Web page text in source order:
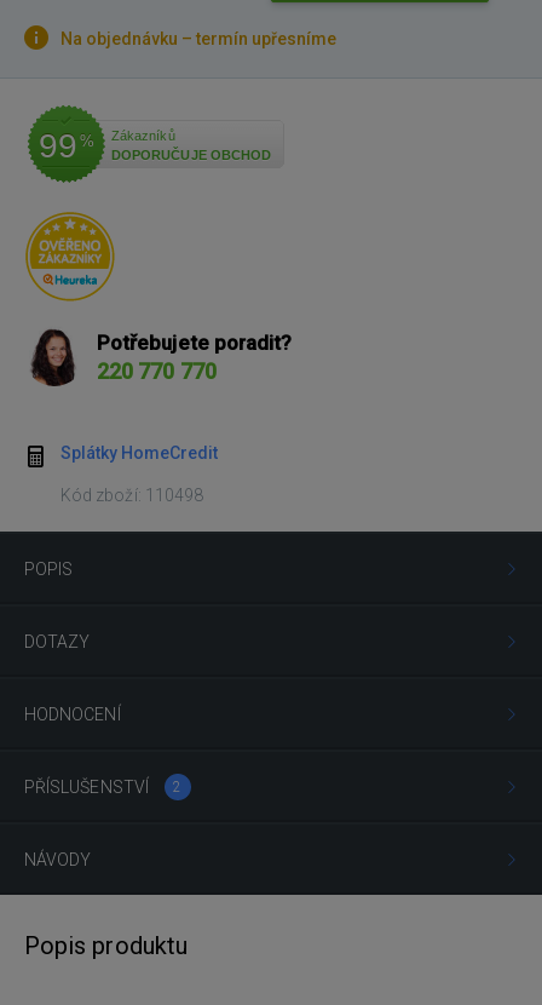
Na objednávku – termín upřesníme
99 %
Zákazníků
DOPORUČUJE OBCHOD
Potřebujete poradit?
220 770 770
Splátky HomeCredit
Kód zboží: 110498
POPIS
DOTAZY
HODNOCENÍ
PŘÍSLUŠENSTVÍ 2
NÁVODY
Popis produktu